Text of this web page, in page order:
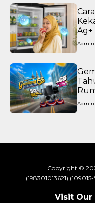
Ag+
Admin
Admin
Copyright ©
(198301013621)
Visit Our